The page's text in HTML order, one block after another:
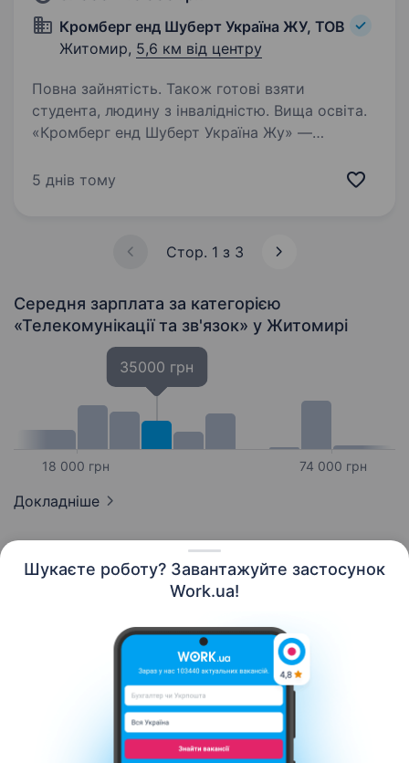
Шукаєте роботу? Завантажуйте застосунок
Work.ua!
Кромберг енд Шуберт Україна ЖУ, ТОВ
Житомир, 5,6 км від центру
Повна зайнятість. Також готові взяти
студента, людину з інвалідністю. Вища освіта.
«Кромберг енд Шуберт Україна Жу» —
автомобілів. Наша команда в м. Житомирі —
справою та досягають…
5 днів тому
Стор. 1 з 3
Середня зарплата за категорією
«Телекомунікації та зв'язок» у Житомирі
18 000 грн
35000 грн
74 000 грн
Докладніше